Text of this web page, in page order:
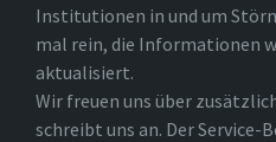
Institutionen in und um
mal rein, die Informationen
aktualisiert.
Wir freuen uns über
schreibt uns an. Der Service-